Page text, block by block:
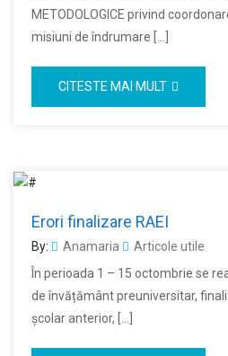
METODOLOGICE privind
misiuni de îndrumare […]
CITESTE MAI MULT
Erori finalizare RAEI
By: Anamaria
Articole utile
În perioada 1 – 15 octombrie se
de învățământ preuniversitar,
școlar anterior, […]